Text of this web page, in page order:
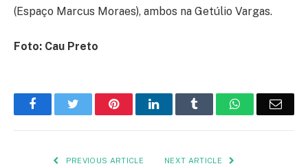
(Espaço Marcus Moraes), ambos na Getúlio Vargas.
Foto: Cau Preto
FacebookTwitter PinterestLinkedIn Tumblr WhatsApp
PREVIOUS ARTICLE NEXT ARTICLE